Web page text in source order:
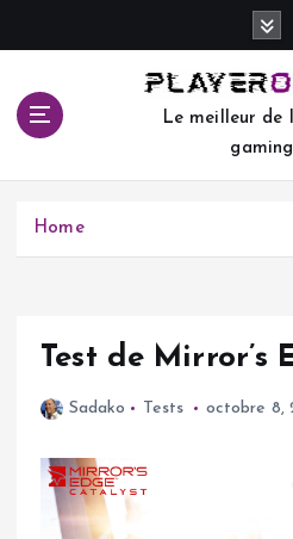
c
Le meilleur de
Home
Test de Mirror’s
Sadako Tests octobre 8,